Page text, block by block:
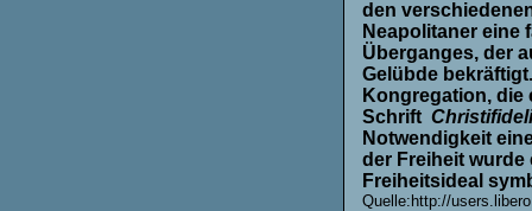
den
Neapolitaner eine
Überganges, der
Gelübde
Kongregation, die
Schrift
Notwendigkeit
der Freiheit
Freiheitsideal
Quelle:http://